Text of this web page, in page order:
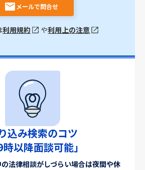
メールで問合せ
利用規約 や利用上の注意
込み検索のコツ
時以降面談可能」
法律相談がしづらい場合は夜間や休